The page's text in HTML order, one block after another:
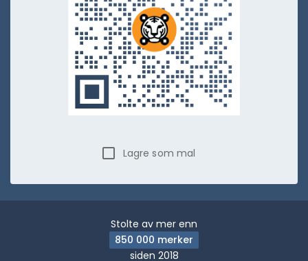
Lagre som mal
Stolte av mer enn
850 000 merker
siden 2018